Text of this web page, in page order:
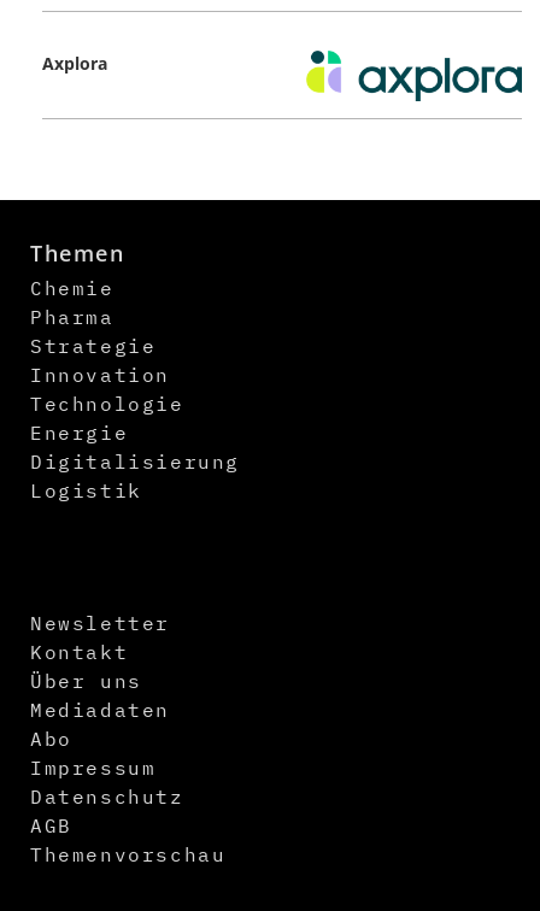
Axplora
Themen
Chemie
Pharma
Strategie
Innovation
Technologie
Energie
Digitalisierung
Logistik
Newsletter
Kontakt
Über uns
Mediadaten
Abo
Impressum
Datenschutz
AGB
Themenvorschau